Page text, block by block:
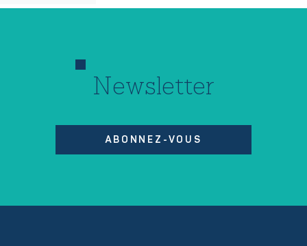
Newsletter
ABONNEZ-VOUS